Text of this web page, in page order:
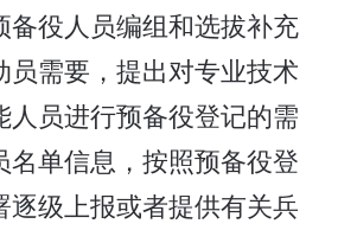
备役人员编组和选拔补充
员需要，提出对专业技术
人员进行预备役登记的需
名单信息，按照预备役登
逐级上报或者提供有关兵